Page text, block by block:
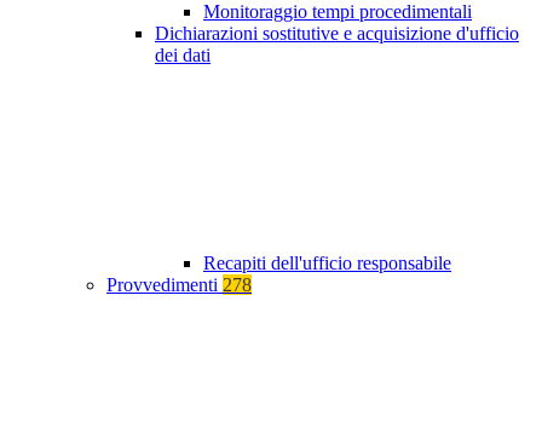
Monitoraggio tempi procedimentali
Dichiarazioni sostitutive e acquisizione d'ufficio
dei dati
Recapiti dell'ufficio responsabile
Provvedimenti 278